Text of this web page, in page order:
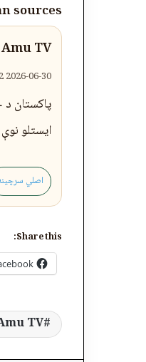
sources
Amu TV
2026-06-30 03:41:22
ایستلو
اصلي
Share this:
TV